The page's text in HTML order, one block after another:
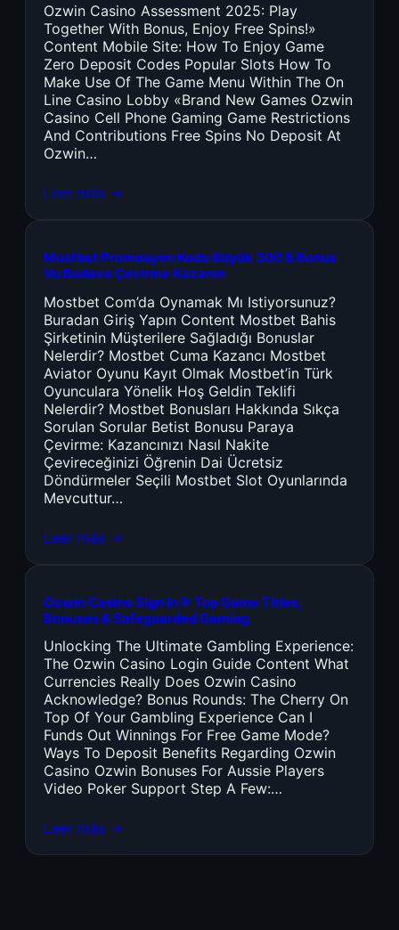
Ozwin Casino Assessment 2025: Play
Together With Bonus, Enjoy Free Spins!»
Content Mobile Site: How To Enjoy Game
Zero Deposit Codes Popular Slots How To
Make Use Of The Game Menu Within The On
Line Casino Lobby «Brand New Games Ozwin
Casino Cell Phone Gaming Game Restrictions
And Contributions Free Spins No Deposit At
Ozwin…
Leer más →
Mostbet Promosyon Kodu Büyük 300 $ Bonus
Ve Bedava Çevirme Kazanın
Mostbet Com’da Oynamak Mı Istiyorsunuz?
Buradan Giriş Yapın Content Mostbet Bahis
Şirketinin Müşterilere Sağladığı Bonuslar
Nelerdir? Mostbet Cuma Kazancı Mostbet
Aviator Oyunu Kayıt Olmak Mostbet’in Türk
Oyunculara Yönelik Hoş Geldin Teklifi
Nelerdir? Mostbet Bonusları Hakkında Sıkça
Sorulan Sorular Betist Bonusu Paraya
Çevirme: Kazancınızı Nasıl Nakite
Çevireceğinizi Öğrenin Dai Ücretsiz
Döndürmeler Seçili Mostbet Slot Oyunlarında
Mevcuttur…
Leer más →
Ozwin Casino Sign In ᐉ Top Game Titles,
Bonuses & Safeguarded Gaming
Unlocking The Ultimate Gambling Experience:
The Ozwin Casino Login Guide Content What
Currencies Really Does Ozwin Casino
Acknowledge? Bonus Rounds: The Cherry On
Top Of Your Gambling Experience Can I
Funds Out Winnings For Free Game Mode?
Ways To Deposit Benefits Regarding Ozwin
Casino Ozwin Bonuses For Aussie Players
Video Poker Support Step A Few:…
Leer más →